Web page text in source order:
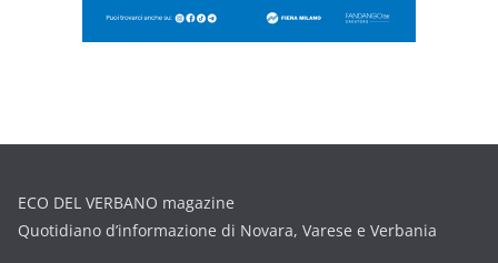
ECO DEL VERBANO magazine
Quotidiano d’informazione di Novara, Varese e Verbania